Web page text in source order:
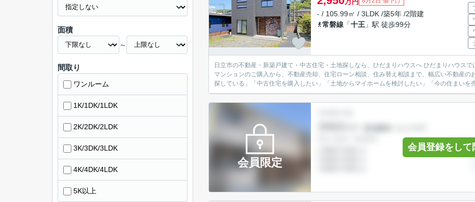
- / 105.99㎡ / 3LDK /築5年 /2階建
常磐線 「十王 」駅 徒歩99分
日立市の不動産・新築戸建て・中古住宅・土地探しなら、ひだまりハウスへ ひだまりハウスでは、日立市を中心に、新築戸建て・中古戸建て・土地・
マンションのご購入から、不動産売却、住宅ローン相談、住み替え相談まで、幅広い不動産
探している」「中古住宅を購入したい」「土地からマイホームを検討したい」「今の住まいを
会員限定
会員登録をして
面積
～
間取り
ワンルーム
1K/1DK/1LDK
2K/2DK/2LDK
3K/3DK/3LDK
4K/4DK/4LDK
5K以上